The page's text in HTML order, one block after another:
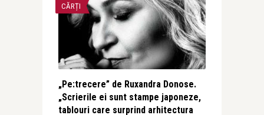
CĂRȚI
„Pe:trecere” de Ruxandra Donose.
„Scrierile ei sunt stampe japoneze,
tablouri care surprind arhitectura